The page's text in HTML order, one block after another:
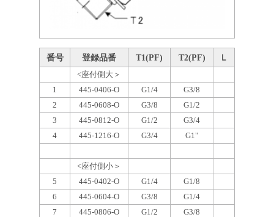
番号 登録品番 T1(PF) T2(PF) Ｌ
<座付側大＞
1
445-0406-O G1/4
G3/8
2
445-0608-O G3/8
G1/2
3
445-0812-O G1/2
G3/4
4
445-1216-O G3/4 G1"
<座付側小＞
5
445-0402-O G1/4
G1/8
6
445-0604-O G3/8
G1/4
7
445-0806-O G1/2
G3/8